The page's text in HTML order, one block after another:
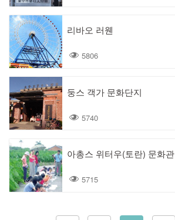
리바오 러웬
5806
둥스 객가 문화단지
5740
아총스 위터우(토란) 문화관
5715